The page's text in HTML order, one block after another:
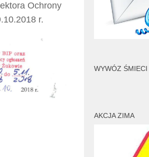
Ochrony
r.
WYWÓZ ŚMIECI
AKCJA ZIMA